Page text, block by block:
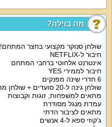
מה בוילה?
שולחן סנוקר מקצועי בחצר המתחם!
חיבור ל-NETFLIX
אינטרנט אלחוטי ברחבי המתחם
חיבור לממירי YES
6 חדרי שינה מפנקים
שולחן גינה ל-20 סועדים + שולחן מתקפל
מתאים למשפחות, זוגות וקבוצות
עמדת מנגל מסודרת
מתאים לציבור הדתי
ג'קוזי ספא ל-4 אנשים